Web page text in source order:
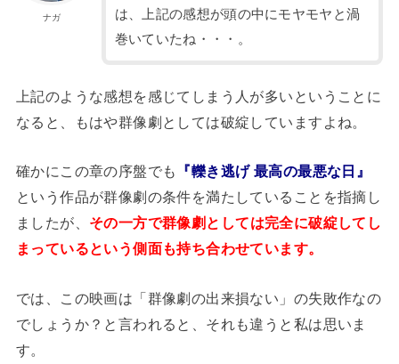
ナガ
は、上記の感想が頭の中にモヤモヤと渦
巻いていたね・・・。
上記のような感想を感じてしまう人が多いということに
なると、もはや群像劇としては破綻していますよね。
確かにこの章の序盤でも
『轢き逃げ 最高の最悪な日』
という作品が群像劇の条件を満たしていることを指摘し
ましたが、 その一方で群像劇としては完全に破綻してし
まっているという側面も持ち合わせています。
では、この映画は「群像劇の出来損ない」の失敗作なの
でしょうか？と言われると、それも違うと私は思いま
す。